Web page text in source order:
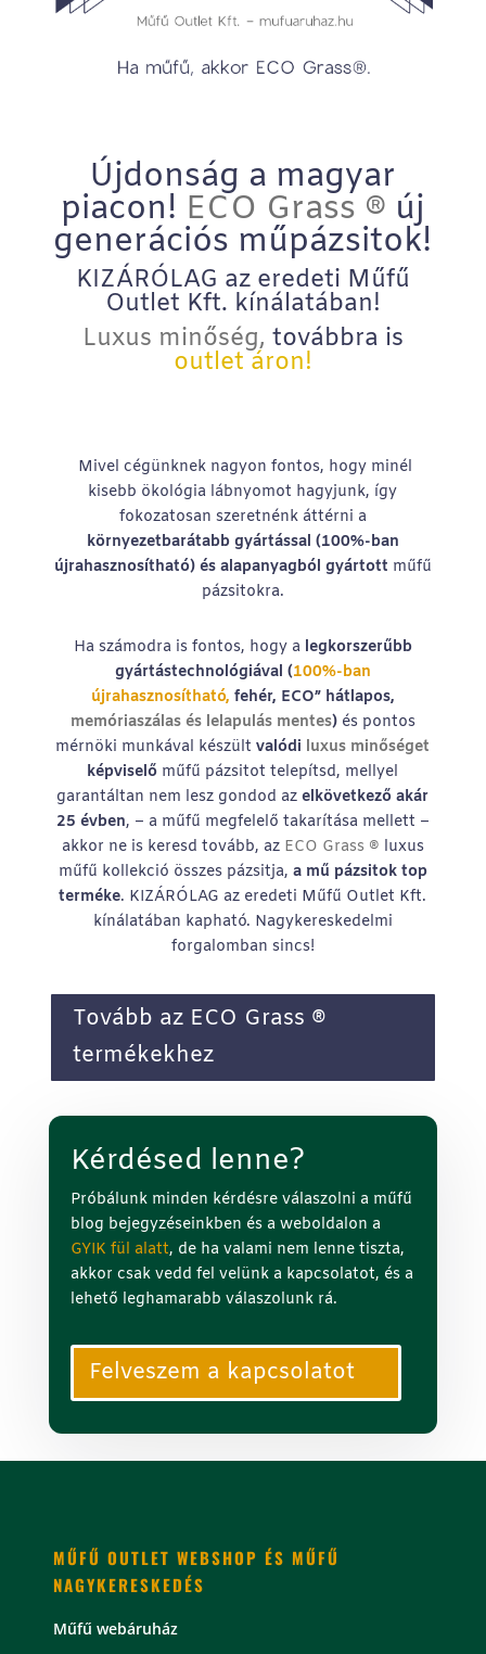
Újdonság a magyar
piacon! ECO Grass ® új
generációs műpázsitok!
KIZÁRÓLAG az eredeti Műfű
Outlet Kft. kínálatában!
Luxus minőség, továbbra is
outlet áron!
Mivel cégünknek nagyon fontos, hogy minél
kisebb ökológia lábnyomot hagyjunk, így
fokozatosan szeretnénk áttérni a
környezetbarátabb gyártással (100%-ban
újrahasznosítható) és alapanyagból gyártott műfű
pázsitokra.
Ha számodra is fontos, hogy a legkorszerűbb
gyártástechnológiával (100%-ban
újrahasznosítható, fehér, ECO” hátlapos,
memóriaszálas és lelapulás mentes)és pontos
mérnöki munkával készültvalódi luxus minőséget
képviselő műfű pázsitot telepítsd, mellyel
garantáltan nem lesz gondod azelkövetkező akár
25 évben, – a műfű megfelelő takarítása mellett –
akkor ne is keresd tovább, az ECO Grass ® luxus
műfű kollekció összes pázsitja, a mű pázsitok top
terméke. KIZÁRÓLAG az eredeti Műfű Outlet Kft.
kínálatában kapható. Nagykereskedelmi
forgalomban sincs!
Tovább az ECO Grass ®
termékekhez
Kérdésed lenne?
Próbálunk minden kérdésre válaszolni a műfű
blog bejegyzéseinkben és a weboldalon a
GYIK fül alatt, de ha valami nem lenne tiszta,
akkor csak vedd fel velünk a kapcsolatot, és a
lehető leghamarabb válaszolunk rá.
Felveszem a kapcsolatot
MŰFŰ OUTLET WEBSHOP ÉS MŰFŰ
NAGYKERESKEDÉS
Műfű webáruház